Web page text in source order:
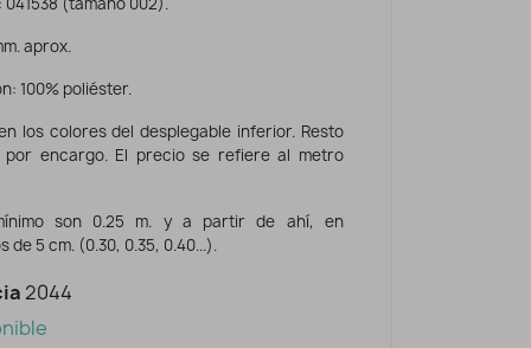
aprox.
100% poliéster.
los colores del desplegable inferior. Resto
por encargo. El precio se refiere al metro
son 0.25 m. y a partir de ahí, en
de 5 cm. (0.30, 0.35, 0.40...).
2044